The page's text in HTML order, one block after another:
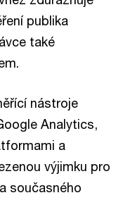
publika
také
nástroje
Analytics,
a
výjimku pro
současného